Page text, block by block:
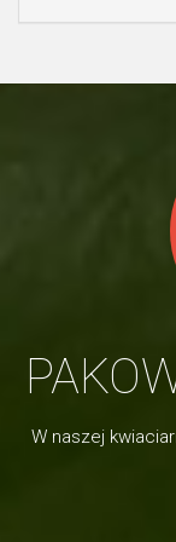
W naszej